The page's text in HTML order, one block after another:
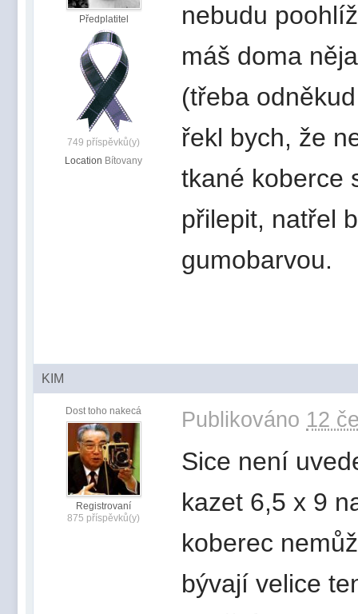
Předplatitel
749 příspěvků(y)
Location Bítovany
nebudu
máš doma
(třeba
řekl bych, že
tkané koberce
přilepit, natřel
gumobarvou.
KIM
Dost toho nakecá
Registrovaní
875 příspěvků(y)
Publikováno 12
Sice není
kazet 6,5 x 9
koberec
bývají velice